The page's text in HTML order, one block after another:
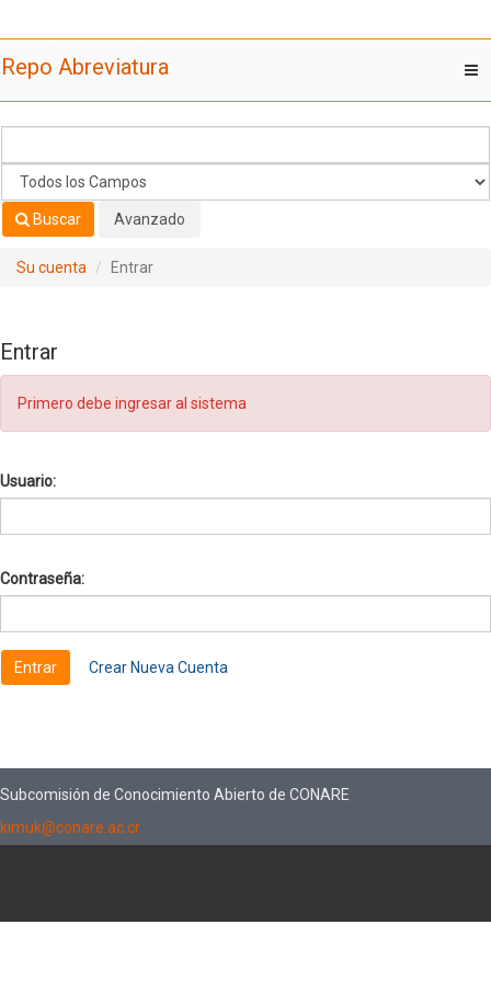
Repo Abreviatura
Buscar Avanzado
Su cuenta Entrar
Entrar
Primero debe ingresar al sistema
Usuario:
Contraseña:
Crear Nueva Cuenta
Subcomisión de Conocimiento Abierto de CONARE
kimuk@conare.ac.cr